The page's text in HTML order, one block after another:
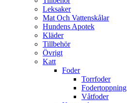
Leksaker
Mat Och Vattenskålar
Hundens Apotek
Kläder
Tillbehör
Övrigt
Katt
Foder
Torrfoder
Fodertoppning
Våtfoder